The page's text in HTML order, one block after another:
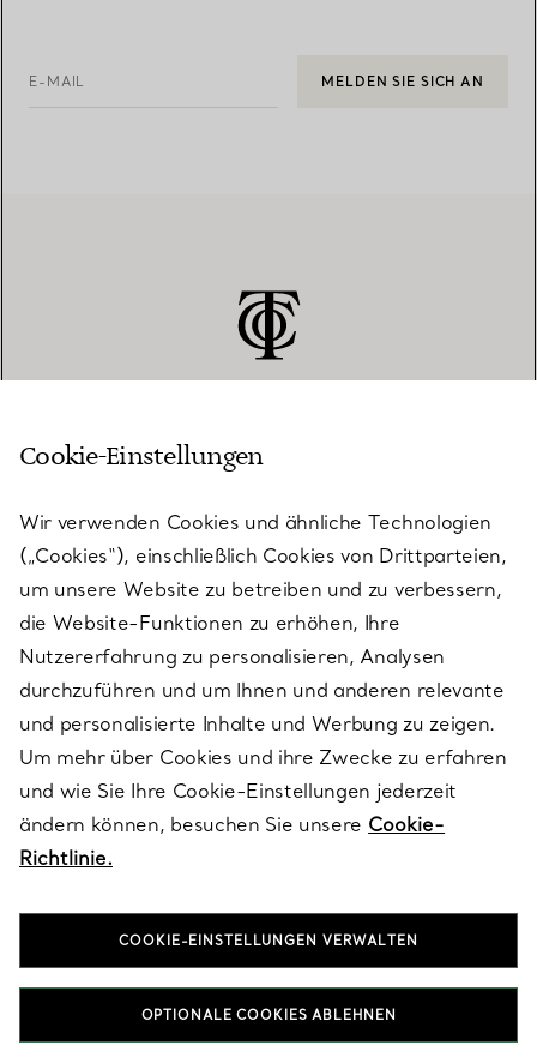
E-MAIL MELDEN SIE SICH AN
KUNDENSERVICE
SERVICES
ÜBER TIFFANY & CO.
RECHTLICHE HINWEISE
FOLGEN SIE UNS
T&Co. 2026
Cookie-Einstellungen
Wir verwenden Cookies und ähnliche Technologien
(„Cookies“), einschließlich Cookies von Drittparteien,
um unsere Website zu betreiben und zu verbessern,
die Website-Funktionen zu erhöhen, Ihre
Nutzererfahrung zu personalisieren, Analysen
durchzuführen und um Ihnen und anderen relevante
und personalisierte Inhalte und Werbung zu zeigen.
Um mehr über Cookies und ihre Zwecke zu erfahren
und wie Sie Ihre Cookie-Einstellungen jederzeit
ändern können, besuchen Sie unsere Cookie-
Richtlinie.
COOKIE-EINSTELLUNGEN VERWALTEN
OPTIONALE COOKIES ABLEHNEN